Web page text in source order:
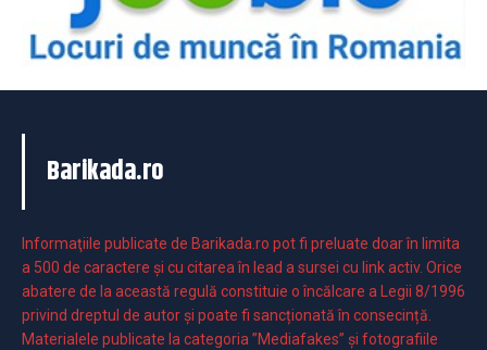
Barikada.ro
Informaţiile publicate de Barikada.ro pot fi preluate doar în limita
a 500 de caractere şi cu citarea în lead a sursei cu link activ. Orice
abatere de la această regulă constituie o încălcare a Legii 8/1996
privind dreptul de autor și poate fi sancționată în consecință.
Materialele publicate la categoria ”Mediafakes” și fotografiile